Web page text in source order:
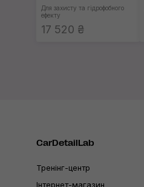
Для захисту та гідрофобного
ефекту
17 520 ₴
CarDetailLab
Тренінг-центр
Інтернет-магазин